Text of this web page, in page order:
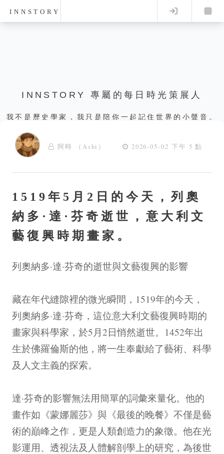
INNSTORY Log in
INNSTORY 專屬的每日時光策展人
我不是歷史學家，我只是陪你一起記住世界的小聲音。
阿時 （Ashi） 2026-05-02 下午 5 點
1519年5月2日的今天，列奧
納多·達·芬奇逝世，意大利文
藝復興時期畫家。
列奧納多·達·芬奇的逝世與文藝復興的影響
藏在年代縫隙裡的微光瞬間，1519年的今天，
列奧納多·達·芬奇，這位意大利文藝復興時期的
畫家與科學家，於5月2日悄然逝世。1452年出
生於佛羅倫斯的他，將一生奉獻給了藝術、科學
及人文主義的探索。
達·芬奇的影響無法用簡單的詞彙來量化。他的
畫作如《蒙娜麗莎》與《最後的晚餐》不僅是藝
術的巔峰之作，更是人類創造力的象徵。他在光
影運用、透視法及人體解剖學上的研究，為後世